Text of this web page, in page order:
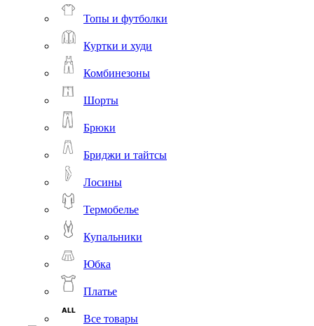
Топы и футболки
Куртки и худи
Комбинезоны
Шорты
Брюки
Бриджи и тайтсы
Лосины
Термобелье
Купальники
Юбка
Платье
Все товары